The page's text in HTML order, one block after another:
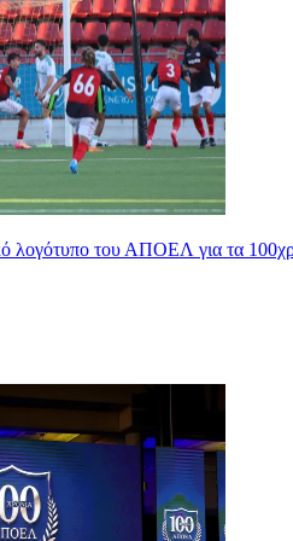
λογότυπο του ΑΠΟΕΛ για τα